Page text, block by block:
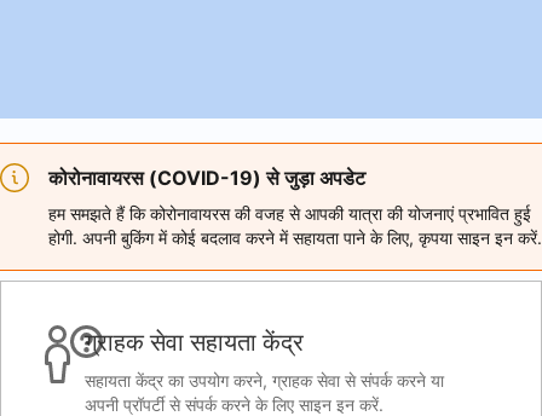
कोरोनावायरस (COVID-19) से जुड़ा अपडेट
हम समझते हैं कि कोरोनावायरस की वजह से आपकी यात्रा की योजनाएं प्रभावित हुई
होगी. अपनी बुकिंग में कोई बदलाव करने में सहायता पाने के लिए, कृपया साइन इन करें.
ग्राहक सेवा सहायता केंद्र
सहायता केंद्र का उपयोग करने, ग्राहक सेवा से संपर्क करने या
अपनी प्रॉपर्टी से संपर्क करने के लिए साइन इन करें.